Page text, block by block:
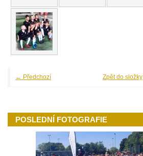
← Předchozí Zpět do složky
POSLEDNÍ FOTOGRAFIE